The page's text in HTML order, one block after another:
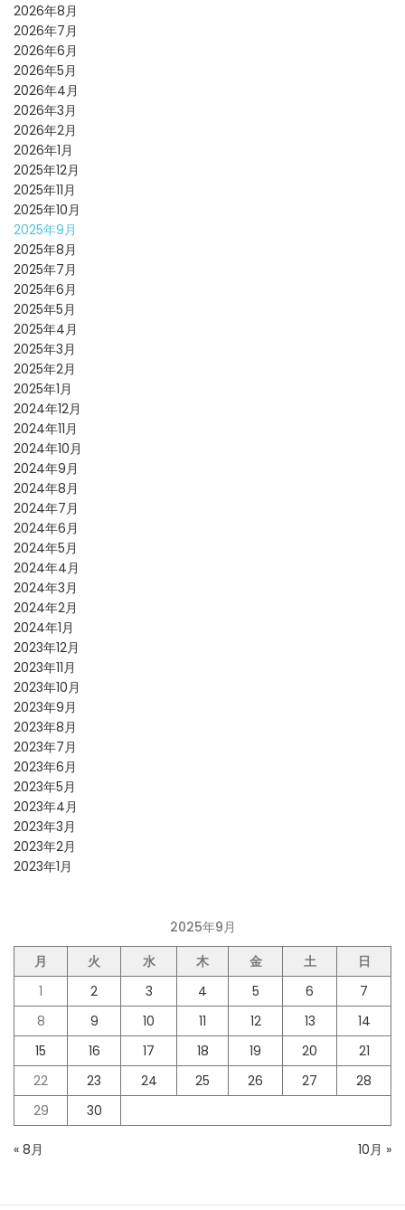
2026年8月
2026年7月
2026年6月
2026年5月
2026年4月
2026年3月
2026年2月
2026年1月
2025年12月
2025年11月
2025年10月
2025年9月
2025年8月
2025年7月
2025年6月
2025年5月
2025年4月
2025年3月
2025年2月
2025年1月
2024年12月
2024年11月
2024年10月
2024年9月
2024年8月
2024年7月
2024年6月
2024年5月
2024年4月
2024年3月
2024年2月
2024年1月
2023年12月
2023年11月
2023年10月
2023年9月
2023年8月
2023年7月
2023年6月
2023年5月
2023年4月
2023年3月
2023年2月
2023年1月
2025年9月
月
火 水 木 金 土
日
1
2 3 4 5 6
7
8
9 10 11 12 13
14
15
16 17 18 19 20
21
22
23 24 25 26 27
28
29
30
« 8月 10月 »